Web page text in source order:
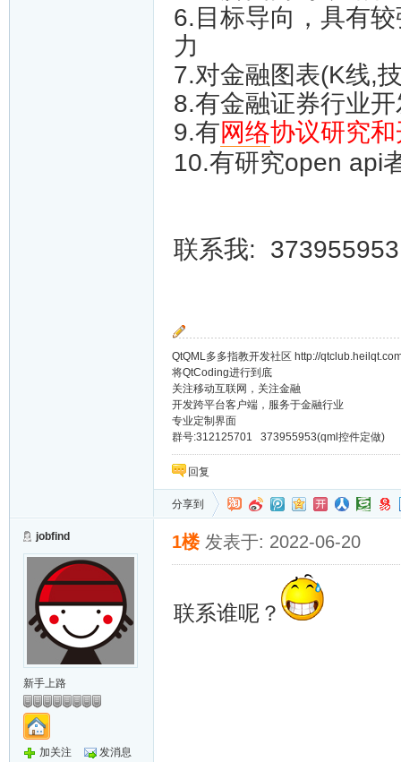
6.目标导向，具有
力
7.对金融图表(K线,
8.有金融证券行业
9.有网络协议研究
10.有研究open api
联系我:
QtQML多多指教开发社区 http://
将QtCoding进行到底
关注移动互联网，关注金融
开发跨平台客户端，服务于金融行业
专业定制界面
群号:312125701 373955953(qml控件定做)
回复
分享到
jobfind
新手上路
加关注 发消息
1楼 发表于: 2022-06-20
联系谁呢？